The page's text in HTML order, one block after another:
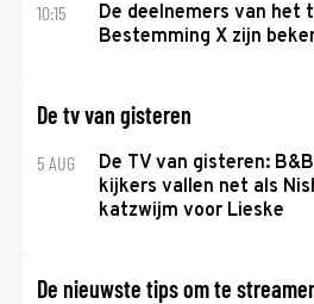
10:15
De deelnemers van het
Bestemming X zijn
De tv van gisteren
5 AUG
De TV van gisteren:
kijkers vallen net als
katzwijm voor Lieske
De nieuwste tips om te